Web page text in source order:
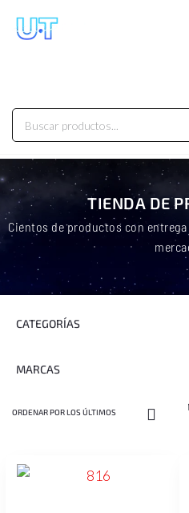
TIENDA DE
Cientos de productos con
CATEGORÍAS
MARCAS